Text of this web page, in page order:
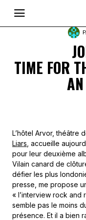
TIME FOR
L’hôtel Arvor, théâtre
Liars , accueille
pour leur deuxième
Vilain canard de
défier les plus
presse, me propose
« l’interview rock and
semble pas le moins
présence. Et il a bien